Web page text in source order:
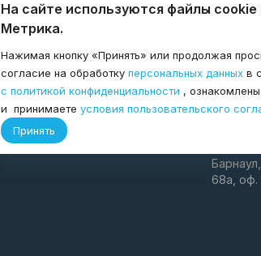
Услуги
Компания
8-
68а, оф.
На сайте используются файлы cookie
Метрика.
Нажимая кнопку «Принять» или продолжая
согласие на обработку персональных данных в
с политикой конфиденциальности , ознакомлены
и принимаете условия пользовательского
Принять